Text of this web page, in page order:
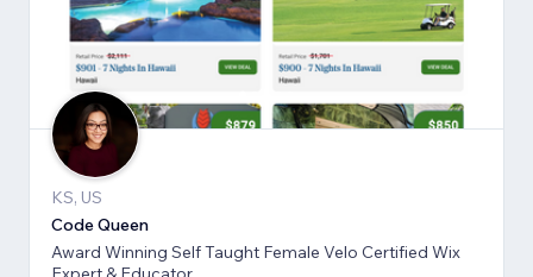
KS, US
Code Queen
Award Winning Self Taught Female Velo Certified Wix